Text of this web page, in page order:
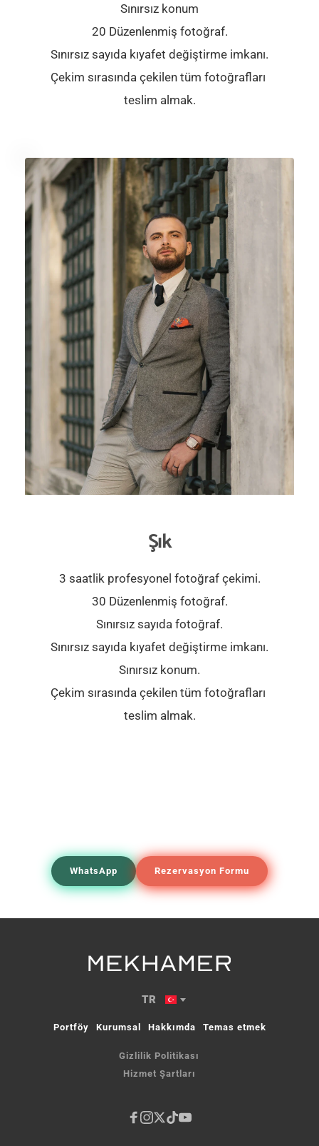
Sınırsız konum
20 Düzenlenmiş fotoğraf.
Sınırsız sayıda kıyafet değiştirme imkanı.
Çekim sırasında çekilen tüm fotoğrafları
teslim almak.
Şık
3 saatlik profesyonel fotoğraf çekimi.
30 Düzenlenmiş fotoğraf.
Sınırsız sayıda fotoğraf.
Sınırsız sayıda kıyafet değiştirme imkanı.
Sınırsız konum.
Çekim sırasında çekilen tüm fotoğrafları
teslim almak.
WhatsApp Rezervasyon Formu
TR
Portföy Kurumsal Hakkımda Temas etmek
Gizlilik Politikası
Hizmet Şartları